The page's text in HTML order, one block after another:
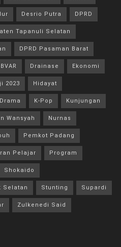
Desrio Putra DPRD
Tapanuli Selatan
DPRD Pasaman Barat
Drainase Ekonomi
2023 Hidayat
K-Pop Kunjungan
Wansyah Nurnas
Pemkot Padang
Pelajar Program
Shokaido
Selatan Stunting Supardi
Zulkenedi Said